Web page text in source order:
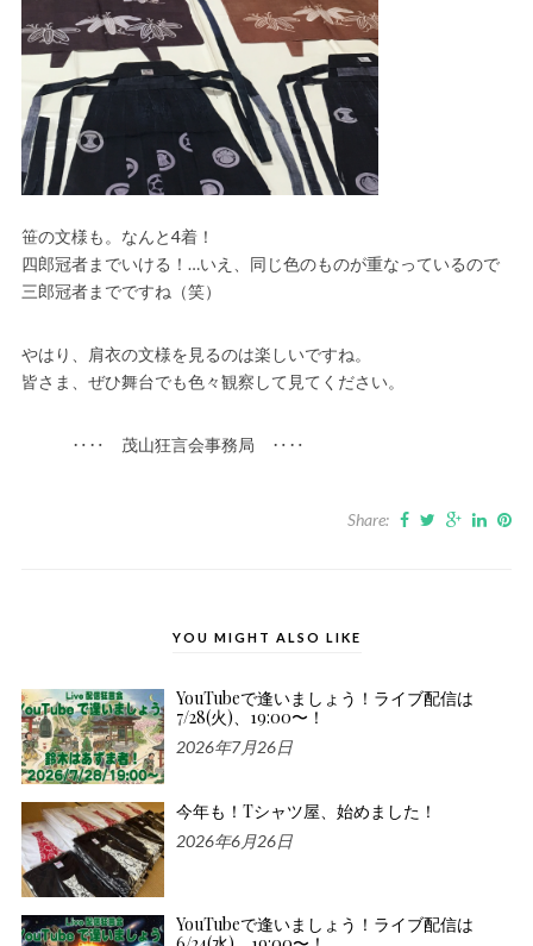
笹の文様も。なんと4着！
四郎冠者までいける！…いえ、同じ色のものが重なっているので
三郎冠者までですね（笑）
やはり、肩衣の文様を見るのは楽しいですね。
皆さま、ぜひ舞台でも色々観察して見てください。
‥‥ 茂山狂言会事務局 ‥‥
Share:
YOU MIGHT ALSO LIKE
YouTubeで逢いましょう！ライブ配信は
7/28(火)、19:00〜！
2026年7月26日
今年も！Tシャツ屋、始めました！
2026年6月26日
YouTubeで逢いましょう！ライブ配信は